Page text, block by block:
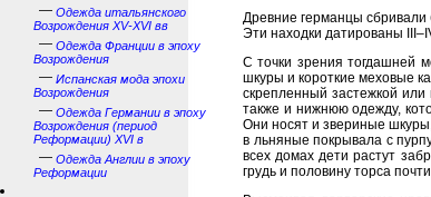
— Одежда итальянского
Возрождения XV-XVI вв
— Одежда Франции в эпоху
Возрождения
— Испанская мода эпохи
Возрождения
— Одежда Германии в эпоху
Возрождения (период
Реформации) XVI в
— Одежда Англии в эпоху
Реформации
Древние германцы
Эти находки датированы
С точки зрения тогдашней
шкуры и короткие меховые
скрепленный застежкой
также и нижнюю одежду,
Они носят и звериные
в льняные покрывала с
всех домах дети растут
грудь и половину торса